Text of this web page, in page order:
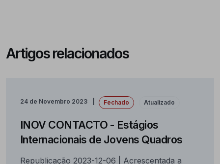
Artigos relacionados
24 de Novembro 2023 Fechado Atualizado
INOV CONTACTO - Estágios
Internacionais de Jovens Quadros
Republicação 2023-12-06 | Acrescentada a